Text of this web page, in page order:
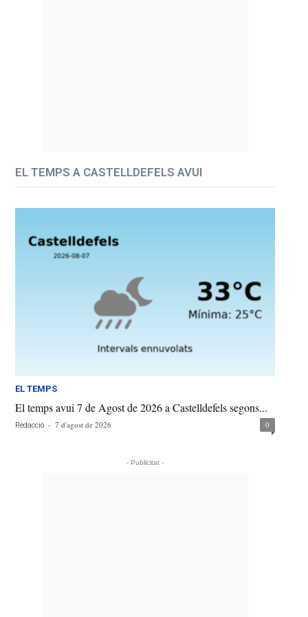
EL TEMPS A CASTELLDEFELS AVUI
EL TEMPS
El temps avui 7 de Agost de 2026 a Castelldefels segons...
Redacció - 7 d'agost de 2026 0
- Publicitat -